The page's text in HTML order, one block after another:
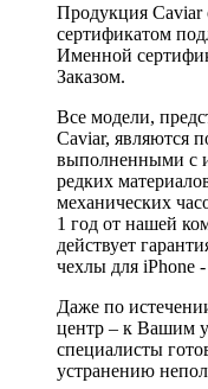
Продукция Caviar
сертификатом
Именной
Заказом.
Все модели,
Caviar, являются
выполненными с
редких
механических
1 год от нашей
действует
чехлы для iPhone
Даже по
центр – к Вашим
специалисты
устранению